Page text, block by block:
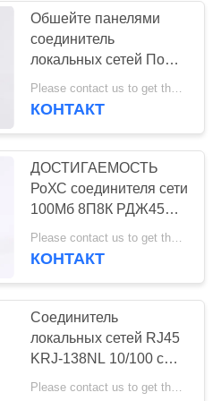
39
Обшейте панелями
соединитель
локальных сетей ПоЭ
РДЖ45 порта
держателя одиночный
КОНТАКТ
ДОСТИГАЕМОСТЬ
РоХС соединителя сети
100Мб 8П8К РДЖ45
женская УСТУПЧИВАЯ
Please contact us to get the latest price. MOQ:1 часть
КОНТАКТ
Соединитель
локальных сетей RJ45
KRJ-138NL 10/100 с
трансформатором,
Please contact us to get the latest price. MOQ:1 часть